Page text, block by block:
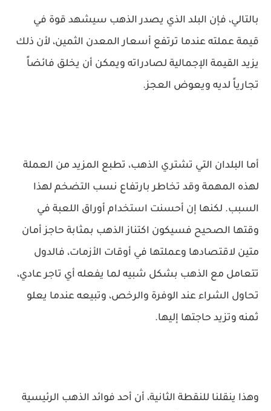
بالتالي، فإن البلد الذي يصدر الذهب سيشهد قوة في
قيمة عملته عندما ترتفع أسعار المعدن الثمين، لأن ذلك
يزيد القيمة الإجمالية لصادراته ويمكن أن يخلق فائضاً
تجارياً لديه ويعوض العجز.
أما البلدان التي تشتري الذهب، تطبع المزيد من العملة
لهذه المهمة وقد تخاطر بارتفاع نسب التضخم لهذا
السبب. لكنها إن أحسنت استخدام أوراق اللعبة في
وقتها الصحيح فسيكون اكتناز الذهب بمثابة حاجز أمان
متين لاقتصادها وعملتها في أوقات الأزمات، فالدول
تتعامل مع الذهب بشكل شبيه لما يفعله أي تاجر عادي،
تحاول الشراء عند الوفرة والرخص، وتبيعه عندما يعلو
ثمنه وتزيد حاجتها إليها.
وهذا ينقلنا للنقطة الثانية، أن أحد فوائد الذهب الرئيسية